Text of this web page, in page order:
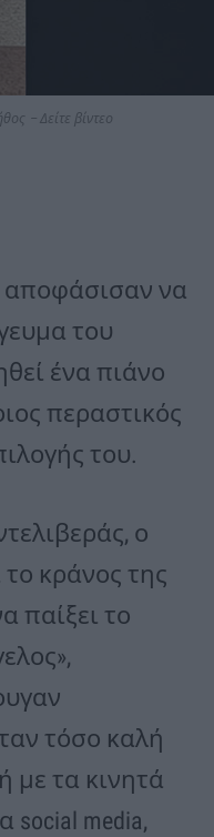
– Δείτε βίντεο
αποφάσισαν να
του
ένα πιάνο
περαστικός
του.
ο
κράνος της
παίξει το
τόσο καλή
με τα κινητά
media,